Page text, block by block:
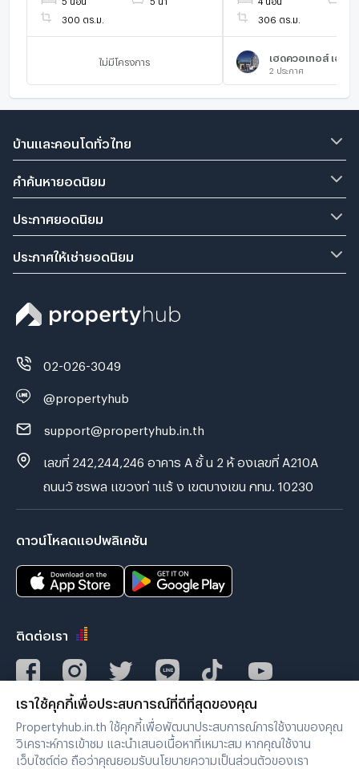
300 ตร.ม.
ไม่มีโครงการ
306 ตร.ม.
เฮดควอเทอส์ เอกมั
2 ประกาศ
บ้านและคอนโดทั่วไทย
คำค้นหายอดนิยม
ประกาศยอดนิยม
ประกาศให้เช่ายอดนิยม
02-026-3049
@propertyhub
support@propertyhub.in.th
เลขที่ 242,244,246 อาคาร A ชั้ น 2 ห้ องเลขที่ A210A
ถนนวั ชรพล แขวงท่ าแร้ ง เขตบางเขน กทม. 10230
ดาวน์โหลดแอปพลิเคชัน
ติดต่อเรา
เราใช้คุกกี้เพื่อประสบการณ์ที่ดีที่สุดของคุณ
Propertyhub.in.th ใช้คุกกี้เพื่อพัฒนาประสบการณ์การใช้งานของคุณ
วิเคราะห์การเข้าชม และนำเสนอเนื้อหาที่เหมาะสม หากคุณใช้งาน
เว็บไซต์ต่อ ถือว่าคุณยอมรับนโยบายความเป็นส่วนตัวของเรา